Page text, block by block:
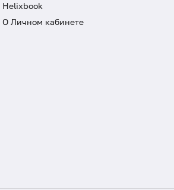
Helixbook
О Личном кабинете